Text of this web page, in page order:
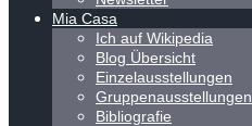
Mia Casa
Ich auf Wikipedia
Blog Übersicht
Einzelausstellungen
Gruppenausstellungen
Bibliografie